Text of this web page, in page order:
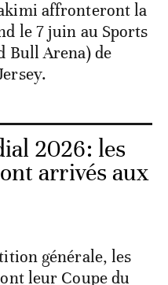
affronteront la
le 7 juin au Sports
Bull Arena) de
2026: les
arrivés aux
générale, les
leur Coupe du